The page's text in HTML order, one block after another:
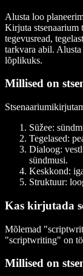
Alusta loo
Kirjuta stsenaarium
tegevusread,
tarkvara abil.
lõplikuks.
Millised on
Süžee:
Tegelased:
Dialoog:
sündmusi.
Keskkond:
Struktuur:
Kas kirjutada
Mõlemad
"scriptwriting" on
Millised on